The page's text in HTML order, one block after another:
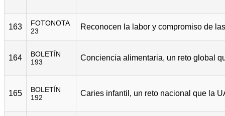
163
FOTONOTA
23
164
BOLETÍN
193
165
BOLETÍN
192